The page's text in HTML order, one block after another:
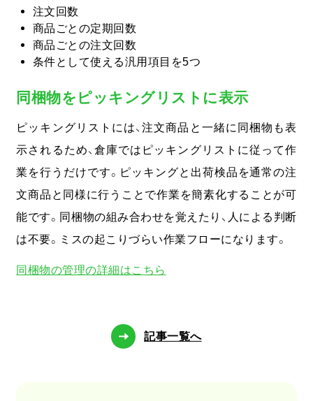
注文回数
商品ごとの定期回数
商品ごとの注文回数
条件として使える汎用項目を5つ
同梱物をピッキングリストに表示
ピッキングリストには、注文商品と一緒に同梱物も表
示されるため、倉庫ではピッキングリストに従って作
業を行うだけです。ピッキングと出荷検品を通常の注
文商品と同様に行うことで作業を簡素化することが可
能です。同梱物の組み合わせを覚えたり、人による判断
は不要。ミスの起こりづらい作業フローになります。
同梱物の管理の詳細はこちら
記事一覧へ